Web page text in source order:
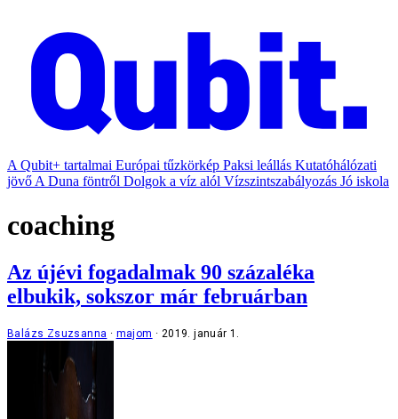
A Qubit+ tartalmai Európai tűzkörkép Paksi leállás Kutatóhálózati
jövő A Duna föntről Dolgok a víz alól Vízszintszabályozás Jó iskola
coaching
Az újévi fogadalmak 90 százaléka
elbukik, sokszor már februárban
Balázs Zsuzsanna majom 2019. január 1.